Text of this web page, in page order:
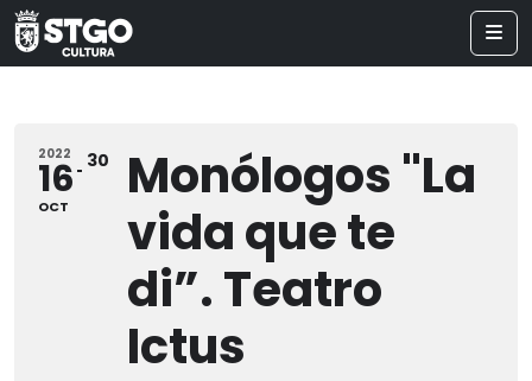
2022
16
OCT
30
Monólogos "La
vida que te
di”. Teatro
Ictus